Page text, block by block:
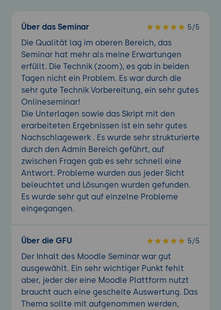
Über das Seminar 5/5
Die Qualität lag im oberen Bereich, das
Seminar hat mehr als meine Erwartungen
erfüllt. Die Technik (zoom), es gab in beiden
Tagen nicht ein Problem. Es war durch die
sehr gute Technik Vorbereitung, ein sehr gutes
Onlineseminar!
Die Unterlagen sowie das Skript mit den
erarbeiteten Ergebnissen ist ein sehr gutes
Nachschlagewerk . Es wurde sehr strukturierte
durch den Admin Bereich geführt, auf
zwischen Fragen gab es sehr schnell eine
Antwort. Probleme wurden aus jeder Sicht
beleuchtet und Lösungen wurden gefunden.
Es wurde sehr gut auf einzelne Probleme
eingegangen.
Über die GFU 5/5
Der Inhalt des Moodle Seminar war gut
ausgewählt. Ein sehr wichtiger Punkt fehlt
aber, jeder der eine Moodle Plattform nutzt
braucht auch eine gescheite Auswertung. Das
Thema sollte mit aufgenommen werden,